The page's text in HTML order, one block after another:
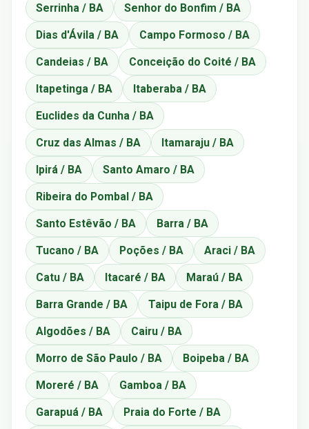
Serrinha / BA Senhor do Bonfim / BA
Dias d'Ávila / BA Campo Formoso / BA
Candeias / BA Conceição do Coité / BA
Itapetinga / BA Itaberaba / BA
Euclides da Cunha / BA
Cruz das Almas / BA Itamaraju / BA
Ipirá / BA Santo Amaro / BA
Ribeira do Pombal / BA
Santo Estêvão / BA Barra / BA
Tucano / BA Poções / BA Araci / BA
Catu / BA Itacaré / BA Maraú / BA
Barra Grande / BA Taipu de Fora / BA
Algodões / BA Cairu / BA
Morro de São Paulo / BA Boipeba / BA
Moreré / BA Gamboa / BA
Garapuá / BA Praia do Forte / BA